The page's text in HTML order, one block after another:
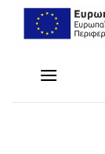
Μετάβαση